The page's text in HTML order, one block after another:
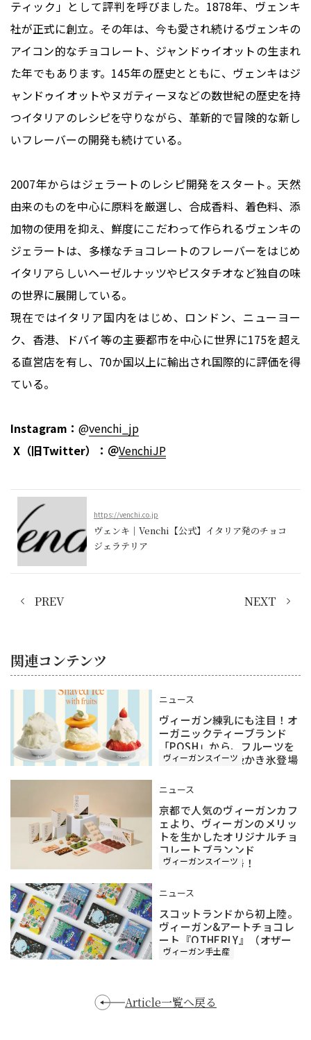
ティック」として評判を呼びました。1878年、ヴェンキ
社が正式に創立。その年は、今も愛され続けるヴェンキの
アイコン的なチョコレート、ジャンドゥイオットの生まれ
た年でもあります。145年の歴史とともに、ヴェンキはジ
ャンドゥイオットやヌガティーヌなどの数世紀の歴史を持
つイタリアのレシピを守りながら、革新的で冒険的な新し
いフレーバーの開発も続けている。
2007年からはジェラートのレシピ開発をスタート。天然
由来のものを中心に原料を厳選し、合成香料、着色料、添
加物の使用を抑え、鮮度にこだわって作られるヴェンキの
ジェラートは、多様なチョコレートのフレーバーをはじめ
イタリアらしいヘーゼルナッツやピスタチオなど独自の味
の世界に展開している。
現在ではイタリア国内をはじめ、ロンドン、ニューヨー
ク、香港、ドバイ等の主要都市を中心に世界に175を超え
る直営店を有し、70か国以上に輸出され国際的に評価を得
ている。
Instagram： @venchi_jp
X（旧Twitter）：＠VenchiJP
https://venchi.co.jp
ヴェンキ｜Venchi【公式】イタリア発のチョコ
ジェラテリア
PREV NEXT
関連コンテンツ
ニュース
ヴィーガン練乳にも注目！オ
ーガニックティーブランド
「POSH」から、フルーツを
贅沢に使った高級かき氷登場
ヴィーガンスイーツ
ニュース
京都で人気のヴィーガンカフ
ェより、ヴィーガンのメリッ
トを生かしたオリジナルチョ
コレートブランンド
『MAKE.』が登場！
ヴィーガンスイーツ
ニュース
スコットランドから初上陸。
ヴィーガン&アートチョコレ
ート『OTHERLY』（オザー
リー）
ヴィーガン手土産
Article一覧へ戻る